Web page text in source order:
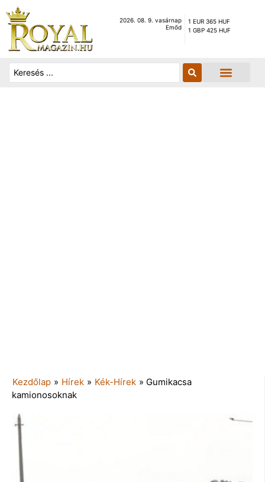
2026. 08. 9. vasárnap
Emőd
1 EUR 365 HUF
1 GBP 425 HUF
Kezdőlap » Hírek » Kék-Hírek » Gumikacsa
kamionosoknak